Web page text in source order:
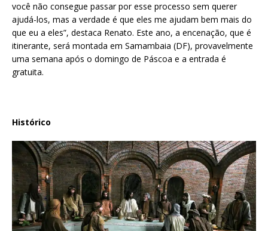
você não consegue passar por esse processo sem querer
ajudá-los, mas a verdade é que eles me ajudam bem mais do
que eu a eles”, destaca Renato. Este ano, a encenação, que é
itinerante, será montada em Samambaia (DF), provavelmente
uma semana após o domingo de Páscoa e a entrada é
gratuita.
Histórico